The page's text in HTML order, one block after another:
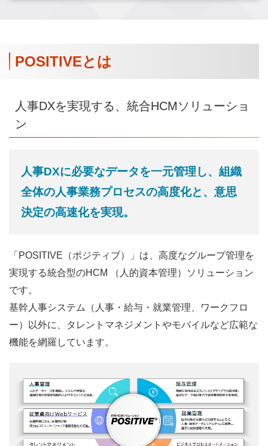
POSITIVEとは
人事DXを実現する、統合HCMソリューショ
ン
人事DXに必要なデータを一元管理し、組織
全体の人事業務プロセスの高度化と、意思
決定の高速化を実現。
「POSITIVE（ポジティブ）」は、高度なグループ管理を
実現する統合型のHCM （人的資本管理）ソリューション
です。
基幹人事システム（人事・給与・就業管理、ワークフロ
ー）以外に、タレントマネジメントやモバイルなど広範な
機能を網羅しています。